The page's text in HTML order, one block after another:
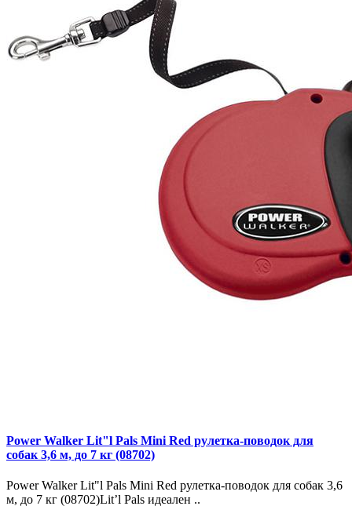
Power Walker Lit"l Pals Mini Red рулетка-поводок для
собак 3,6 м, до 7 кг (08702)
Power Walker Lit"l Pals Mini Red рулетка-поводок для собак 3,6
м, до 7 кг (08702)Lit’l Pals идеален ..